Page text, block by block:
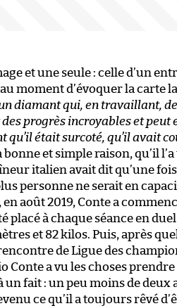
et une seule : celle d’un
moment d’évoquer la carte
diamant qui, en travaillant,
progrès incroyables et peut
qu’il était surcoté, qu’il avait
et simple raison, qu’il
italien avait dit qu’une
personne ne serait en
en août 2019, Conte a
placé à chaque séance en
et 82 kilos. Puis, après
de Ligue des
Conte a vu les choses
un fait : un peu moins de
ce qu’il a toujours rêvé